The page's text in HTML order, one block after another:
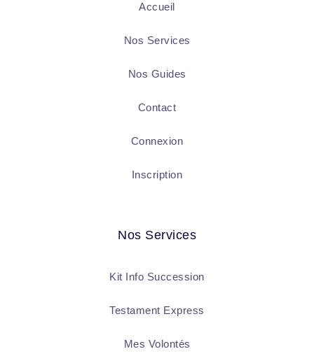
Accueil
Nos Services
Nos Guides
Contact
Connexion
Inscription
Nos Services
Kit Info Succession
Testament Express
Mes Volontés